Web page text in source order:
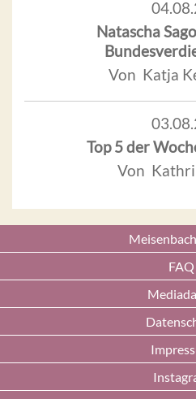
Natascha
Von Katja
Top 5 der
Von
FAQ